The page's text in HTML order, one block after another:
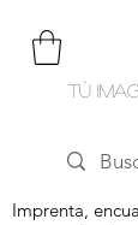
Tú
Imprenta,